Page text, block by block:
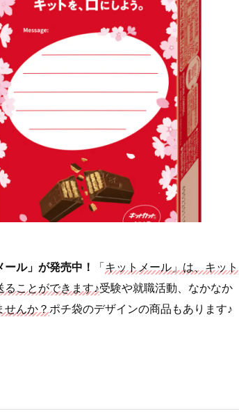
ル」が発売中！ 「キットメール」は、キット
ことができます♪受験や就職活動、なかなか
せんか？ポチ袋のデザインの商品もあります♪